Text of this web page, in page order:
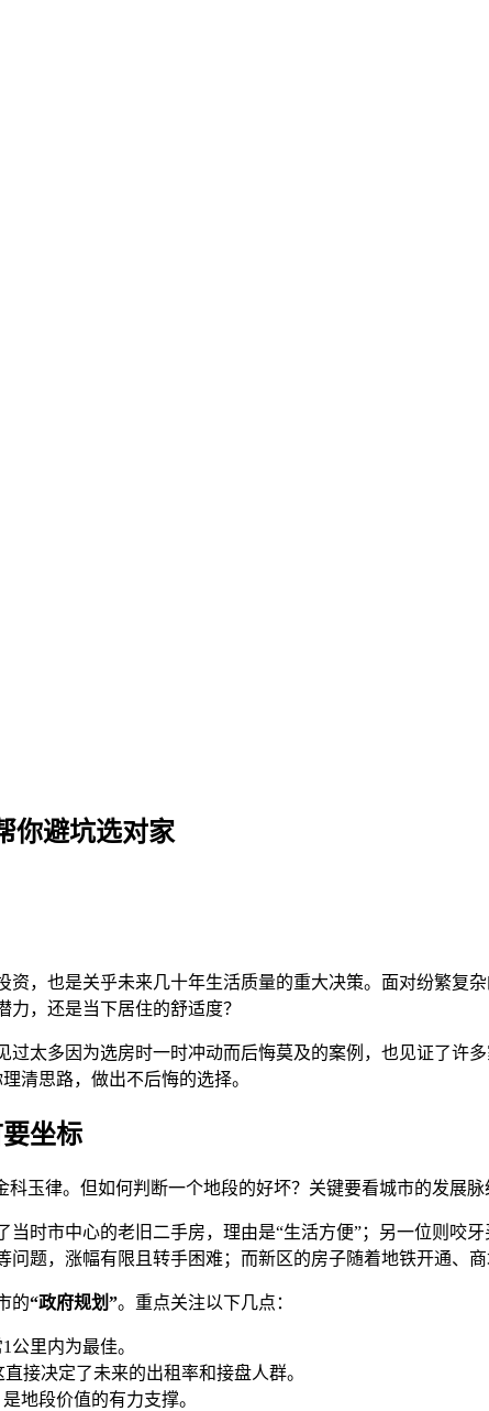
法则帮你避坑选对家
你避坑选对家
，也是关乎未来几十年生活质量的重大决策。面对纷繁复
，还是当下居住的舒适度？
太多因为选房时一时冲动而后悔莫及的案例，也见证了许
清思路，做出不后悔的选择。
坐标
玉律。但如何判断一个地段的好坏？关键要看城市的发展脉
当时市中心的老旧二手房，理由是“生活方便”；另一位则咬
题，涨幅有限且转手困难；而新区的房子随着地铁开通、
的“政府规划”。重点关注以下几点：
公里内为最佳。
接决定了未来的出租率和接盘人群。
地段价值的有力支撑。